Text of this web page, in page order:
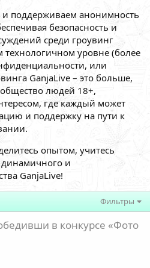
поддерживаем анонимность
безопасность и
среди гроувинг
технологичном уровне (более
или
GanjaLive – это больше,
людей 18+,
где каждый может
и поддержку на пути к
опытом, учитесь
динамичного и
GanjaLive!
Фильтры
в конкурсе «Фото